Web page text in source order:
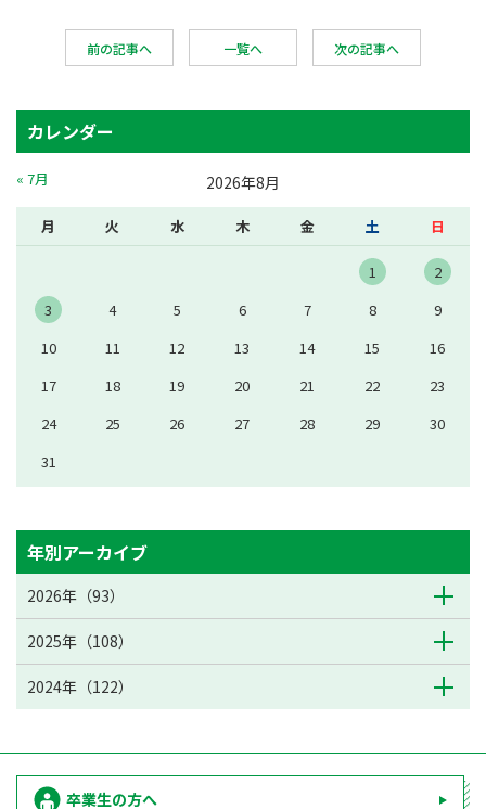
前の記事へ 一覧へ 次の記事へ
カレンダー
2026年8月
月 火 水 木 金 土 日
1
2
3
4 5 6 7 8
9
10
11 12 13 14 15
16
17
18 19 20 21 22
23
24
25 26 27 28 29
30
31
« 7月
年別アーカイブ
2026年（93）
2025年（108）
2024年（122）
卒業生の方へ